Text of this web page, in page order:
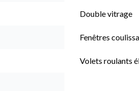
Double vitrage
Fenêtres
Volets roulants